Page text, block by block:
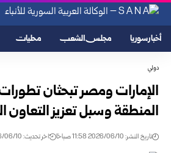
أخبار سوريا مجلس الشعب محليات
دولي
الإمارات ومصر تبحثان
المنطقة وسبل تعزيز التعاون
تاريخ النشر: 2026/06/10 11:58 صباحًا اخر تحديث: 2026/06/10 11:58 صباحًا